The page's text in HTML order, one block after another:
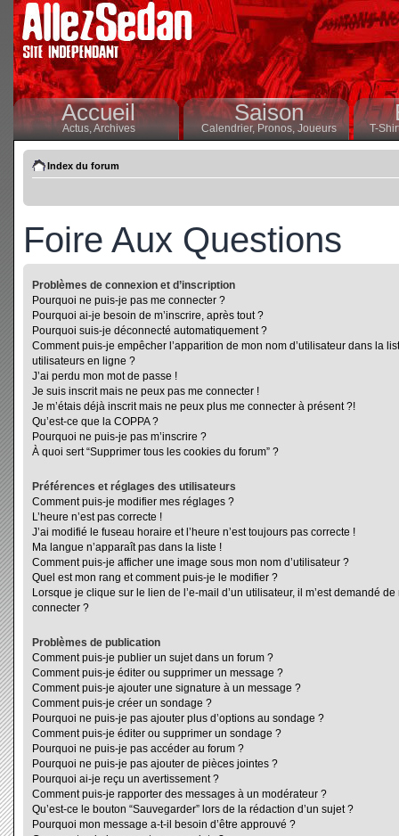
Accueil
Actus,Archives
Saison
Calendrier,Pronos, Joueurs T-
Index du forum
Foire Aux Questions
Problèmes de connexion et d’inscription
Pourquoi ne puis-je pas me connecter ?
Pourquoi ai-je besoin de m’inscrire, après tout ?
Pourquoi suis-je déconnecté automatiquement ?
Comment puis-je empêcher l’apparition de mon nom d’utilisateur dans la
utilisateurs en ligne ?
J’ai perdu mon mot de passe !
Je suis inscrit mais ne peux pas me connecter !
Je m’étais déjà inscrit mais ne peux plus me connecter à présent ?!
Qu’est-ce que la COPPA ?
Pourquoi ne puis-je pas m’inscrire ?
À quoi sert “Supprimer tous les cookies du forum” ?
Préférences et réglages des utilisateurs
Comment puis-je modifier mes réglages ?
L’heure n’est pas correcte !
J’ai modifié le fuseau horaire et l’heure n’est toujours pas correcte !
Ma langue n’apparaît pas dans la liste !
Comment puis-je afficher une image sous mon nom d’utilisateur ?
Quel est mon rang et comment puis-je le modifier ?
Lorsque je clique sur le lien de l’e-mail d’un utilisateur, il m’est demandé de
connecter ?
Problèmes de publication
Comment puis-je publier un sujet dans un forum ?
Comment puis-je éditer ou supprimer un message ?
Comment puis-je ajouter une signature à un message ?
Comment puis-je créer un sondage ?
Pourquoi ne puis-je pas ajouter plus d’options au sondage ?
Comment puis-je éditer ou supprimer un sondage ?
Pourquoi ne puis-je pas accéder au forum ?
Pourquoi ne puis-je pas ajouter de pièces jointes ?
Pourquoi ai-je reçu un avertissement ?
Comment puis-je rapporter des messages à un modérateur ?
Qu’est-ce le bouton “Sauvegarder” lors de la rédaction d’un sujet ?
Pourquoi mon message a-t-il besoin d’être approuvé ?